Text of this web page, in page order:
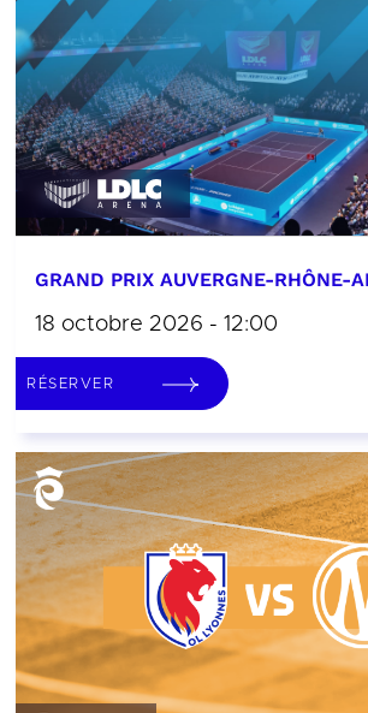
GRAND PRIX AUVERGNE-RHÔNE-
18 octobre 2026 - 12:00
RÉSERVER